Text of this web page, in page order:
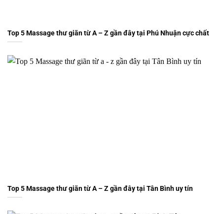
Top 5 Massage thư giãn từ A – Z gần đây tại Phú Nhuận cực chất
Top 5 Massage thư giãn từ A – Z gần đây tại Tân Bình uy tín